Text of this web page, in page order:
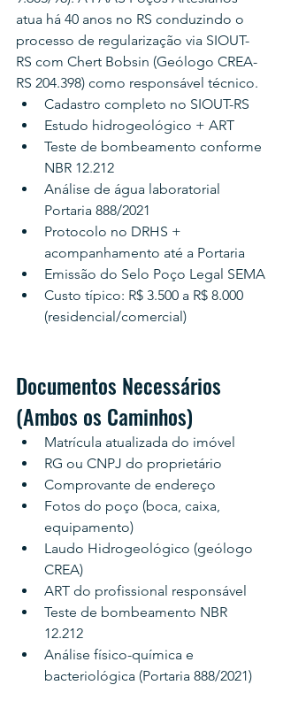
atua há 40 anos no RS conduzindo o
processo de regularização via SIOUT-
RS com Chert Bobsin (Geólogo CREA-
RS 204.398) como responsável técnico.
Cadastro completo no SIOUT-RS
Estudo hidrogeológico + ART
Teste de bombeamento conforme
NBR 12.212
Análise de água laboratorial
Portaria 888/2021
Protocolo no DRHS +
acompanhamento até a Portaria
Emissão do Selo Poço Legal SEMA
Custo típico: R$ 3.500 a R$ 8.000
(residencial/comercial)
Documentos Necessários
(Ambos os Caminhos)
Matrícula atualizada do imóvel
RG ou CNPJ do proprietário
Comprovante de endereço
Fotos do poço (boca, caixa,
equipamento)
Laudo Hidrogeológico (geólogo
CREA)
ART do profissional responsável
Teste de bombeamento NBR
12.212
Análise físico-química e
bacteriológica (Portaria 888/2021)